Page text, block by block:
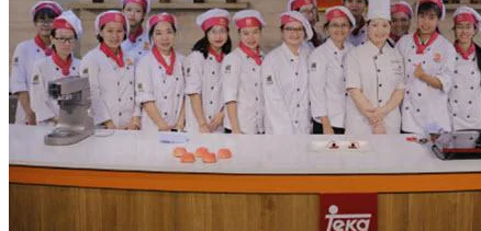
Nghiệp Vụ Bếp Phụ
Điểm Tâm Hồng Kông
Eat Clean
Food Stylist
Master Class
Bếp Gia Đình
Học Nấu Ăn Mở Quán
Chuyên Đề Bếp Nóng
Khởi Sự Kinh Doanh Ngành F&B
Khởi Sự Kinh Doanh Nhà Hàng